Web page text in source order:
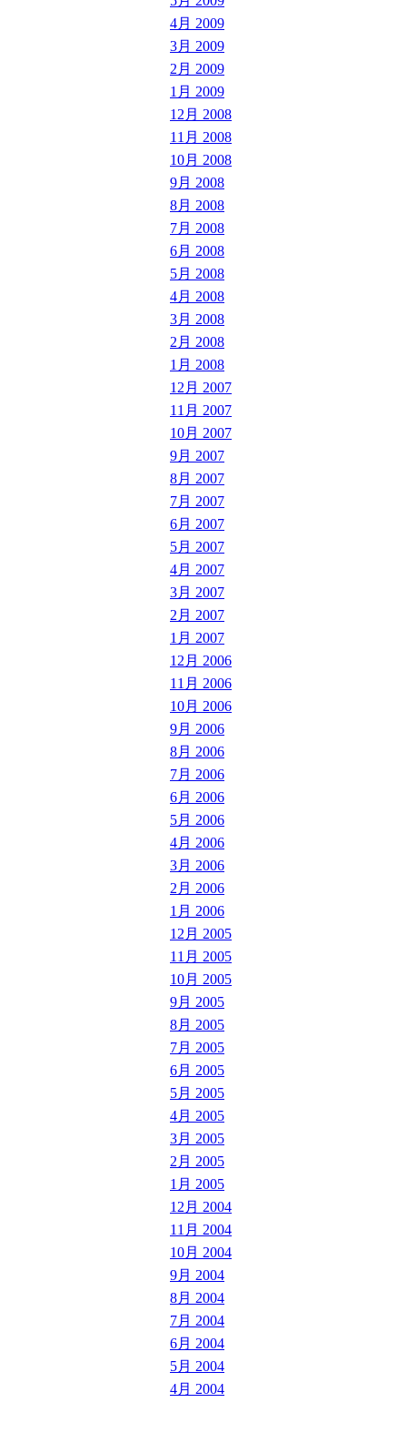
4月 2009
3月 2009
2月 2009
1月 2009
12月 2008
11月 2008
10月 2008
9月 2008
8月 2008
7月 2008
6月 2008
5月 2008
4月 2008
3月 2008
2月 2008
1月 2008
12月 2007
11月 2007
10月 2007
9月 2007
8月 2007
7月 2007
6月 2007
5月 2007
4月 2007
3月 2007
2月 2007
1月 2007
12月 2006
11月 2006
10月 2006
9月 2006
8月 2006
7月 2006
6月 2006
5月 2006
4月 2006
3月 2006
2月 2006
1月 2006
12月 2005
11月 2005
10月 2005
9月 2005
8月 2005
7月 2005
6月 2005
5月 2005
4月 2005
3月 2005
2月 2005
1月 2005
12月 2004
11月 2004
10月 2004
9月 2004
8月 2004
7月 2004
6月 2004
5月 2004
4月 2004